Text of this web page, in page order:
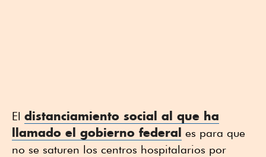
El distanciamiento social al que ha
llamado el gobierno federal es para que
no se saturen los centros hospitalarios por